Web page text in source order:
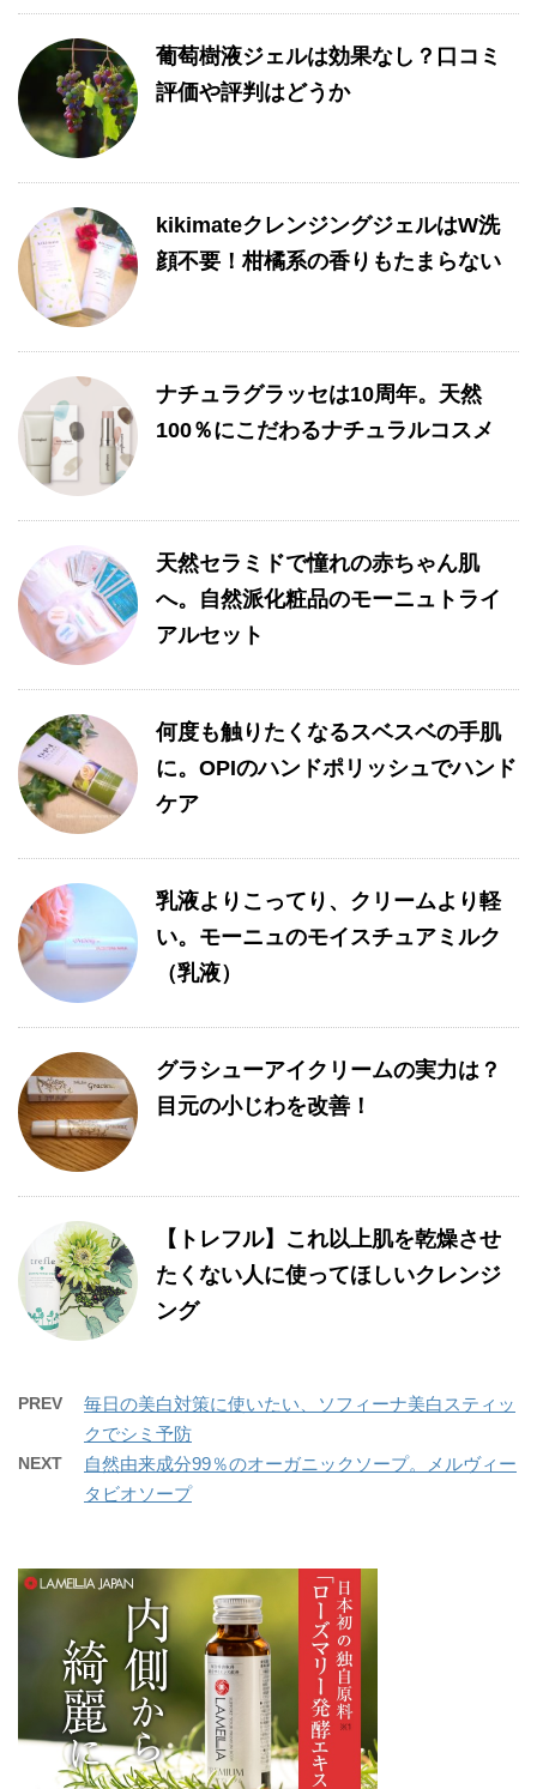
葡萄樹液ジェルは効果なし？口コミ
評価や評判はどうか
kikimateクレンジングジェルはW洗
顔不要！柑橘系の香りもたまらない
ナチュラグラッセは10周年。天然
100％にこだわるナチュラルコスメ
天然セラミドで憧れの赤ちゃん肌
へ。自然派化粧品のモーニュトライ
アルセット
何度も触りたくなるスベスベの手肌
に。OPIのハンドポリッシュでハンド
ケア
乳液よりこってり、クリームより軽
い。モーニュのモイスチュアミルク
（乳液）
グラシューアイクリームの実力は？
目元の小じわを改善！
【トレフル】これ以上肌を乾燥させ
たくない人に使ってほしいクレンジ
ング
PREV
毎日の美白対策に使いたい、ソフィーナ美白スティッ
クでシミ予防
NEXT
自然由来成分99％のオーガニックソープ。メルヴィー
タビオソープ